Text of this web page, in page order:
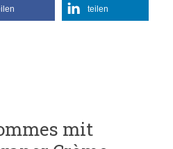
teilen
mit